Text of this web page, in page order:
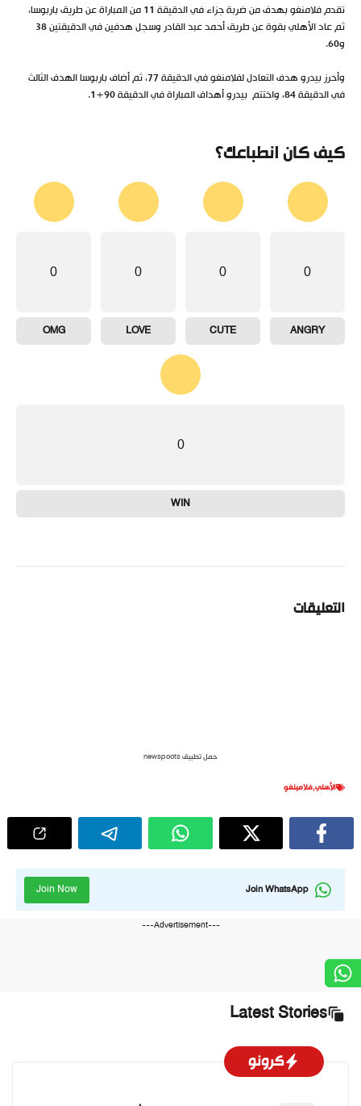
تقدم فلامنغو بهدف من ضربة جزاء في الدقيقة 11 من المباراة عن طريق باربوسا،
ثم عاد الأهلي بقوة عن طريق أحمد عبد القادر وسجل هدفين في الدقيقتين 38
و60.
وأحرز بيدرو هدف التعادل لفلامنغو في الدقيقة 77، ثم أضاف باربوسا الهدف الثالث
في الدقيقة 84، واختتم بيدرو أهداف المباراة في الدقيقة 90+1.
كيف كان انطباعك؟
0
ANGRY
0
CUTE
0
LOVE
0
OMG
0
WIN
التعليقات
حمل تطبيق newspoots
الأهلي,فلامينغو
Join WhatsApp
Join Now
---Advertisement---
Latest Stories
كرونو